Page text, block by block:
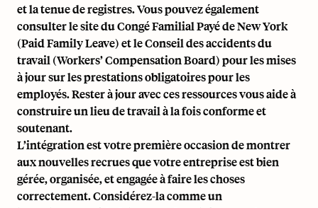
et la tenue de registres. Vous pouvez également
consulter le site du Congé Familial Payé de New York
(Paid Family Leave) et le Conseil des accidents du
travail (Workers’ Compensation Board) pour les mises
à jour sur lesprestations obligatoires pour les
employés. Rester à jour avec ces ressources vous aide à
construire un lieu de travail à la fois conforme et
soutenant.
L’intégration est votre première occasion de montrer
aux nouvelles recrues que votre entreprise est bien
gérée, organisée, et engagée à faire les choses
correctement. Considérez-la comme un